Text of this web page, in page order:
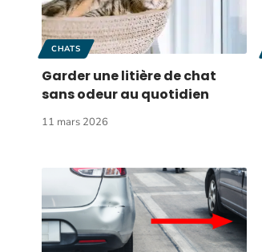
CHATS
Garder une litière de chat
sans odeur au quotidien
11 mars 2026